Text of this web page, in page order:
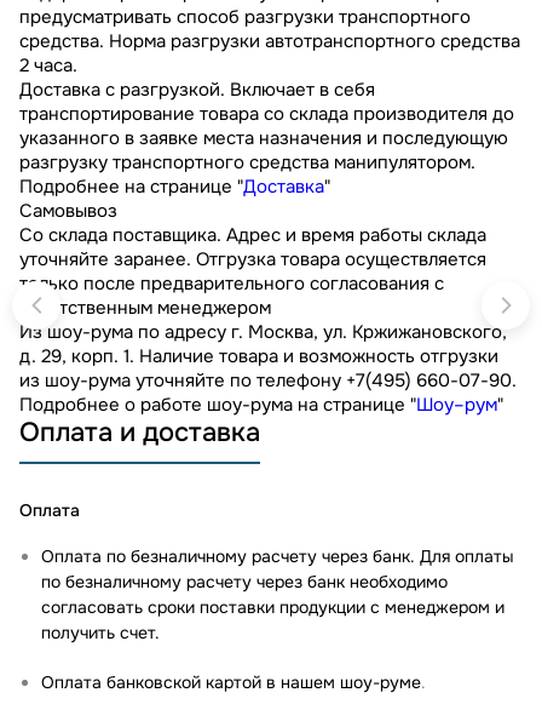
предусматривать способ разгрузки транспортного
средства. Норма разгрузки автотранспортного средства
2 часа.
Доставка с разгрузкой. Включает в себя
транспортирование товара со склада производителя до
указанного в заявке места назначения и последующую
разгрузку транспортного средства манипулятором.
Подробнее на странице "Доставка"
Самовывоз
Со склада поставщика. Адрес и время работы склада
уточняйте заранее. Отгрузка товара осуществляется
только после предварительного согласования с
ответственным менеджером
Из шоу-рума по адресу г. Москва, ул. Кржижановского,
д. 29, корп. 1. Наличие товара и возможность отгрузки
из шоу-рума уточняйте по телефону +7(495) 660-07-90.
Подробнее о работе шоу-рума на странице "Шоу–рум"
Оплата и доставка
Оплата
Оплата по безналичному расчету через банк. Для оплаты
по безналичному расчету через банк необходимо
согласовать сроки поставки продукции с менеджером и
получить счет.
Оплата банковской картой в нашем шоу-руме.